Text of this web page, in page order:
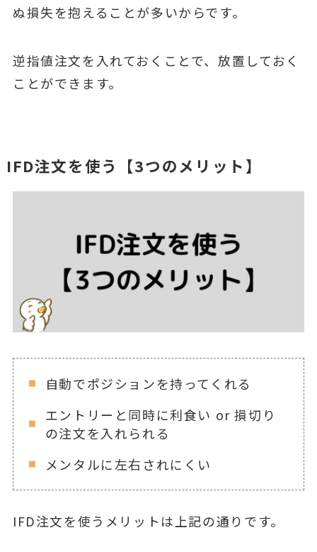
ぬ損失を抱えることが多いからです。
逆指値注文を入れておくことで、放置しておく
ことができます。
IFD注文を使う【3つのメリット】
自動でポジションを持ってくれる
エントリーと同時に利食い or 損切り
の注文を入れられる
メンタルに左右されにくい
IFD注文を使うメリットは上記の通りです。